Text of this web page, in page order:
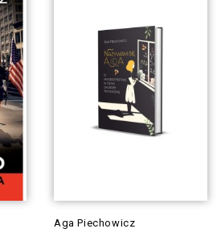
Aga Piechowicz